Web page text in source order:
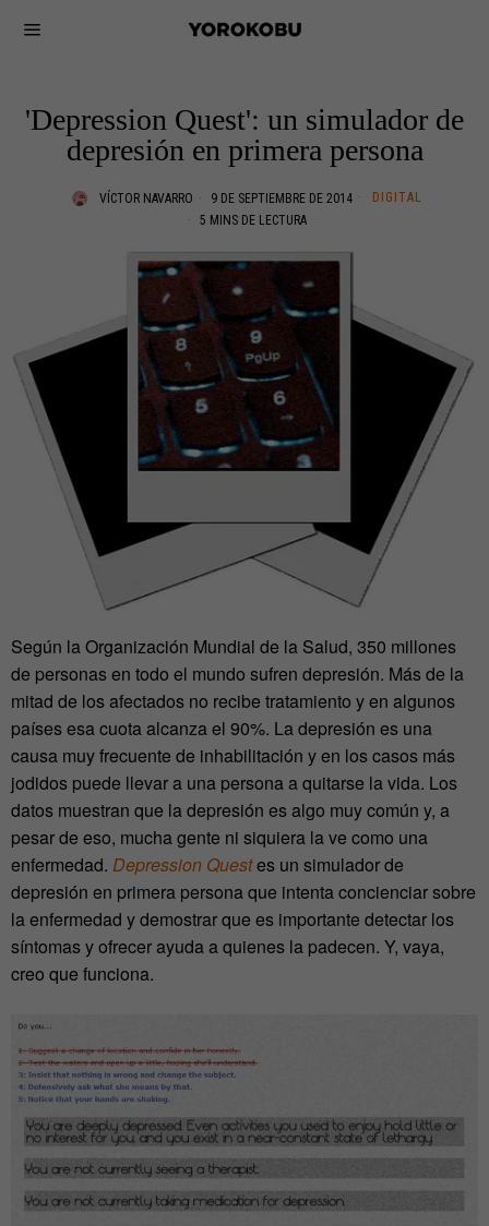
'Depression Quest': un simulador de
depresión en primera persona
VÍCTOR NAVARRO 9 DE SEPTIEMBRE DE 2014
DIGITAL
5 MINS DE LECTURA
Según la Organización Mundial de la Salud, 350 millones
de personas en todo el mundo sufren depresión. Más de la
mitad de los afectados no recibe tratamiento y en algunos
países esa cuota alcanza el 90%. La depresión es una
causa muy frecuente de inhabilitación y en los casos más
jodidos puede llevar a una persona a quitarse la vida. Los
datos muestran que la depresión es algo muy común y, a
pesar de eso, mucha gente ni siquiera la ve como una
enfermedad. Depression Questes un simulador de
depresión en primera persona que intenta concienciar sobre
la enfermedad y demostrar que es importante detectar los
síntomas y ofrecer ayuda a quienes la padecen. Y, vaya,
creo que funciona.